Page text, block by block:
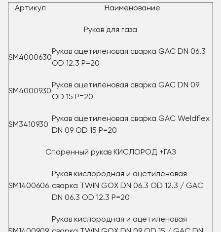
Артикул Наименование
Рукав для газа
SM4000630
Рукав ацетиленовая сварка GAC DN 06.3
OD 12.3 P=20
SM4000930
Рукав ацетиленовая сварка GAC DN 09
OD 15 P=20
SM3410930
Рукав ацетиленовая сварка GAC Weldflex
DN 09 OD 15 P=20
Спаренный рукав КИСЛОРОД +ГАЗ
SM1400606
Рукав кислородная и ацетиленовая
сварка TWIN GOX DN 06.3 OD 12.3 / GAC
DN 06.3 OD 12.3 P=20
Рукав кислородная и ацетиленовая